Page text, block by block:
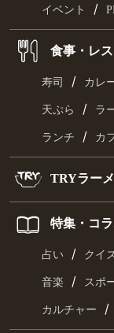
イベント /
食事・レ
寿司 / カレ
天ぷら / ラ
ランチ / カ
TRYラー
特集・コ
占い / クイ
音楽 / スポ
カルチャー /